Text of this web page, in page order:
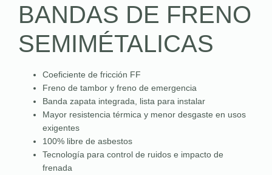
BANDAS DE FRENO
SEMIMÉTALICAS
Coeficiente de fricción FF
Freno de tambor y freno de emergencia
Banda zapata integrada, lista para instalar
Mayor resistencia térmica y menor desgaste en usos
exigentes
100% libre de asbestos
Tecnología para control de ruidos e impacto de
frenada